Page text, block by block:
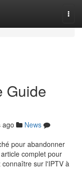
Guide
ago
News
pour abandonner
complet pour
sur l'IPTV à